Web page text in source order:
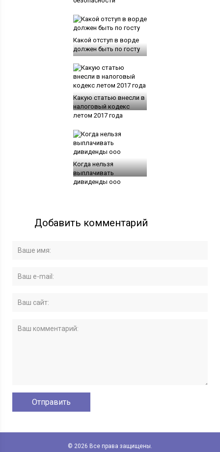
Какой отступ в ворде
должен быть по госту
Какую статью внесли в
налоговый кодекс
летом 2017 года
Когда нельзя
выплачивать
дивиденды ооо
Добавить комментарий
© 2026 Все права защищены.